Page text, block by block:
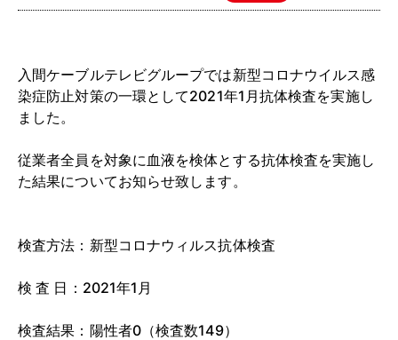
入間ケーブルテレビグループでは新型コロナウイルス感
染症防止対策の一環として2021年1月抗体検査を実施し
ました。
従業者全員を対象に血液を検体とする抗体検査を実施し
た結果についてお知らせ致します。
検査方法：新型コロナウィルス抗体検査
検 査 日：2021年1月
検査結果：陽性者0（検査数149）